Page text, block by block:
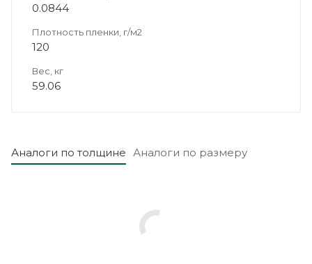
0.0844
Плотность пленки, г/м2
120
Вес, кг
59.06
Аналоги по толщине Аналоги по размеру